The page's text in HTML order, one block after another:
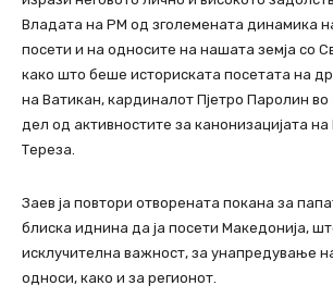
Владата на РМ од зголемената динамика
посети и на односите на нашата земја со
како што беше историската посетата на
на Ватикан, кардиналот Пјетро Паролин во
дел од активностите за канонизацијата на
Тереза.
Заев ја повтори отворената покана за
блиска иднина да ја посети Македонија,
исклучителна важност, за унапредување
односи, како и за регионот.